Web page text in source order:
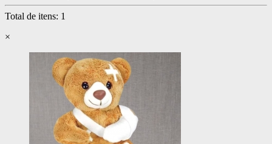
Total de itens: 1
×